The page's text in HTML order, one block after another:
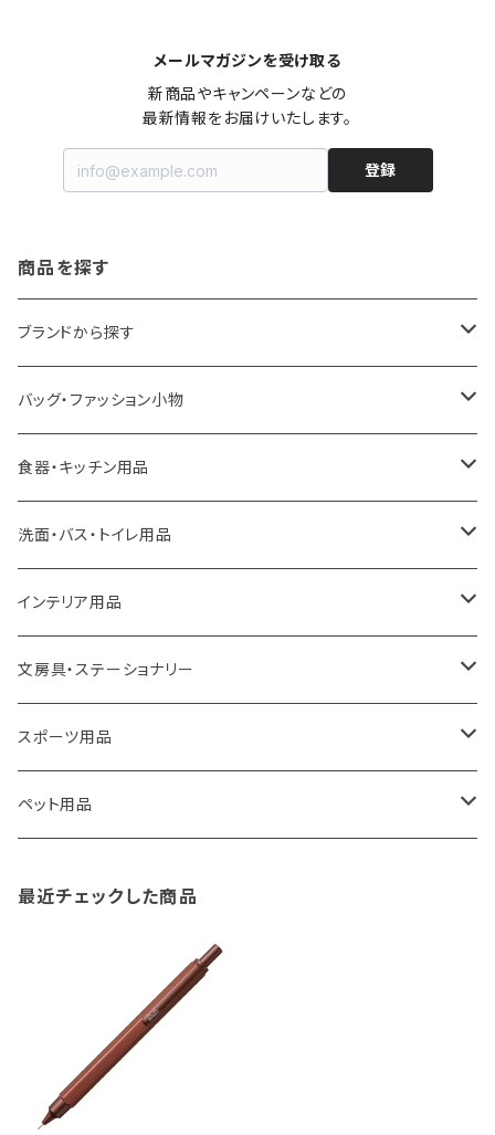
メールマガジンを受け取る
新商品やキャンペーンなどの
最新情報をお届けいたします。
登録
商品を探す
ブランドから探す
LOQI
ideaco
a.depeche
ROOTOTE
100percent
藤田金属
TG
KIND BAG LONDON
バッグ・ファッション小物
エコバッグ
アクセサリー
トートバッグ
保冷バッグ
リュックサック
ショルダーバッグ
パソコンケース
食器・キッチン用品
キッチンラック
キッチンペーパーホルダー
食器・テーブルウェア
ゴミ箱
収納用品
調理器具・調理小物
洗面・バス・トイレ用品
洗面用品
掃除・洗濯用品
トイレ用品
バス用品
インテリア用品
アイロン台
アクセサリー収納
ウェットティッシュケース
クッション・クッションカバー
文房具・ステーショナリー
筆記具・ペン
ノート
スポーツ用品
卓球用品
ペット用品
最近チェックした商品